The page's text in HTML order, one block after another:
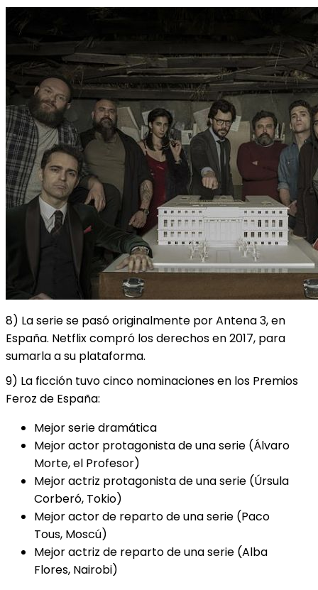
8) La serie se pasó originalmente por Antena 3, en
España. Netflix compró los derechos en 2017, para
sumarla a su plataforma.
9) La ficción tuvo cinco nominaciones en los Premios
Feroz de España:
Mejor serie dramática
Mejor actor protagonista de una serie (Álvaro
Morte, el Profesor)
Mejor actriz protagonista de una serie (Úrsula
Corberó, Tokio)
Mejor actor de reparto de una serie (Paco
Tous, Moscú)
Mejor actriz de reparto de una serie (Alba
Flores, Nairobi)